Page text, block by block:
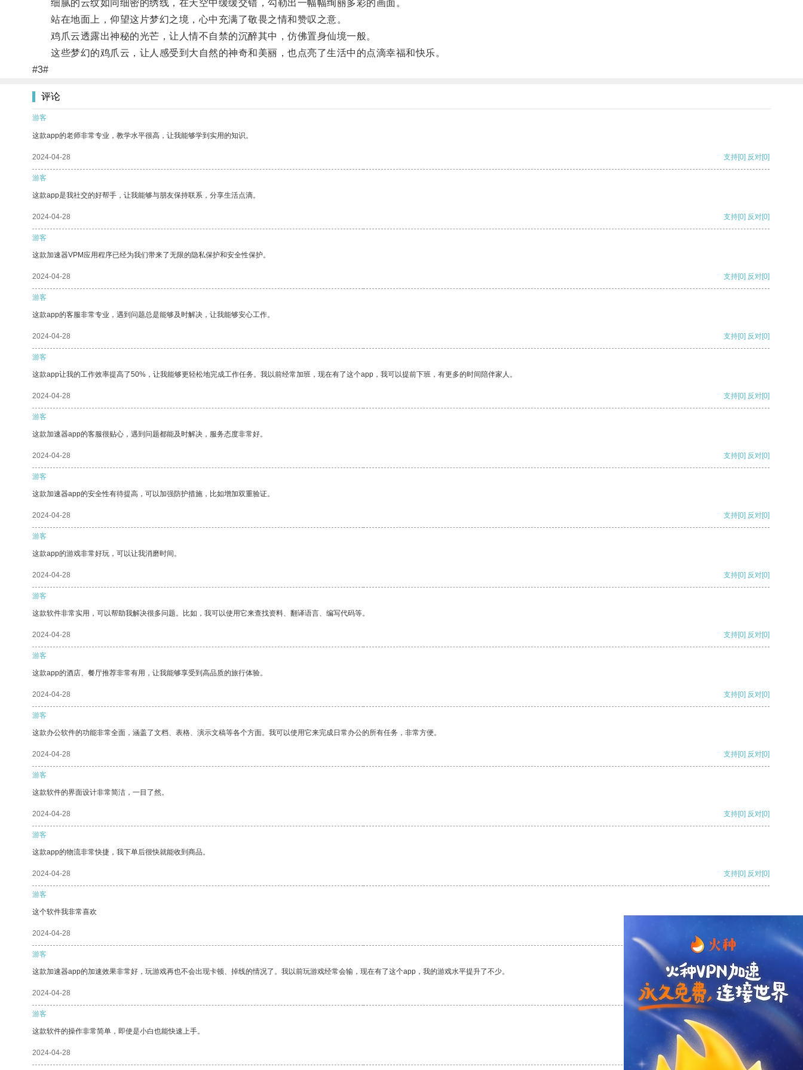
细腻的云纹如同细密的绣线，在天空中缓缓交错，勾勒出一幅幅绚丽多彩的画面。
站在地面上，仰望这片梦幻之境，心中充满了敬畏之情和赞叹之意。
鸡爪云透露出神秘的光芒，让人情不自禁的沉醉其中，仿佛置身仙境一般。
这些梦幻的鸡爪云，让人感受到大自然的神奇和美丽，也点亮了生活中的点滴幸福和快乐。
#3#
评论
游客
这款app的老师非常专业，教学水平很高，让我能够学到实用的知识。
2024-04-28 支持[0] 反对[0]
游客
这款app是我社交的好帮手，让我能够与朋友保持联系，分享生活点滴。
2024-04-28 支持[0] 反对[0]
游客
这款加速器VPM应用程序已经为我们带来了无限的隐私保护和安全性保护。
2024-04-28 支持[0] 反对[0]
游客
这款app的客服非常专业，遇到问题总是能够及时解决，让我能够安心工作。
2024-04-28 支持[0] 反对[0]
游客
这款app让我的工作效率提高了50%，让我能够更轻松地完成工作任务。我以前经常加班，现在有了这个app，我可以提前下班，有更多的时间陪伴家人。
2024-04-28 支持[0] 反对[0]
游客
这款加速器app的客服很贴心，遇到问题都能及时解决，服务态度非常好。
2024-04-28 支持[0] 反对[0]
游客
这款加速器app的安全性有待提高，可以加强防护措施，比如增加双重验证。
2024-04-28 支持[0] 反对[0]
游客
这款app的游戏非常好玩，可以让我消磨时间。
2024-04-28 支持[0] 反对[0]
游客
这款软件非常实用，可以帮助我解决很多问题。比如，我可以使用它来查找资料、翻译语言、编写代码等。
2024-04-28 支持[0] 反对[0]
游客
这款app的酒店、餐厅推荐非常有用，让我能够享受到高品质的旅行体验。
2024-04-28 支持[0] 反对[0]
游客
这款办公软件的功能非常全面，涵盖了文档、表格、演示文稿等各个方面。我可以使用它来完成日常办公的所有任务，非常方便。
2024-04-28 支持[0] 反对[0]
游客
这款软件的界面设计非常简洁，一目了然。
2024-04-28 支持[0] 反对[0]
游客
这款app的物流非常快捷，我下单后很快就能收到商品。
2024-04-28 支持[0] 反对[0]
游客
这个软件我非常喜欢
2024-04-28
游客
这款加速器app的加速效果非常好，玩游戏再也不会出现卡顿、掉线的情况了。我以前玩游戏经常会输，现在有了这个app，我的游戏水平提升了不少。
2024-04-28 支持 [0] 反对[0]
游客
这款软件的操作非常简单，即使是小白也能快速上手。
2024-04-28 支持[0] 反对